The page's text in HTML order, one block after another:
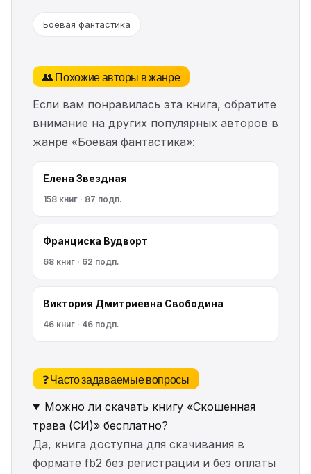
Боевая фантастика
👥 Похожие авторы в жанре
Если вам понравилась эта книга, обратите
внимание на других популярных авторов в
жанре «Боевая фантастика»:
Елена Звездная
158 книг · 87 подп.
Франциска Вудворт
68 книг · 62 подп.
Виктория Дмитриевна Свободина
46 книг · 46 подп.
❓ Часто задаваемые вопросы
Можно ли скачать книгу «Скошенная
трава (СИ)» бесплатно?
Да, книга доступна для скачивания в
формате fb2 без регистрации и без оплаты